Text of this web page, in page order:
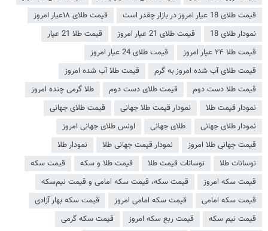
قیمت طلای 18 عیار امروز در بازار چقدر است
قیمت طلای ۱۸عیار امروز
نمودار طلای 18
قیمت طلای 21 عیار امروز
قیمت طلا 21 عیار
قیمت طلا ۲۴ عیار امروز
قیمت طلای 24 عیار امروز
قیمت طلای آب شده امروز به گرم
قیمت طلا آب شده امروز
قیمت طلا دست دوم
قیمت طلای دست دوم
طلا گرمی چنده امروز
نمودار قیمت طلا
نمودار قیمت طلا جهانی
قیمت طلای جهانی
نمودار طلای جهانی
طلای جهانی
اونس طلای جهانی امروز
قیمت جهانی طلا امروز
نمودار قیمت جهانی طلا
نمودار طلا
نوسانات طلا
نوسانات قیمت طلا قیمت طلا و سکه
قیمت سکه
قیمت سکه امروز
قیمت سکه، قیمت سکه امامی و قیمت نیم‌سکه
قیمت سکه امامی
قیمت سکه امامی امروز
قیمت سکه بهار آزادی
قیمت نیم سکه
قیمت ربع سکه امروز
قیمت سکه گرمی